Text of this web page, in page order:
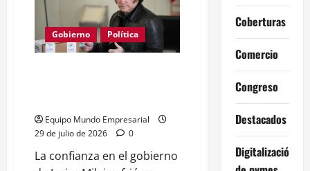
independencia
del
Banco
Central
argentino
Gobierno Política
Equipo Mundo Empresarial
29 de julio de 2026
0
La confianza en el gobierno
Coberturas
Comercio
Congreso
Destacados
Digitalización